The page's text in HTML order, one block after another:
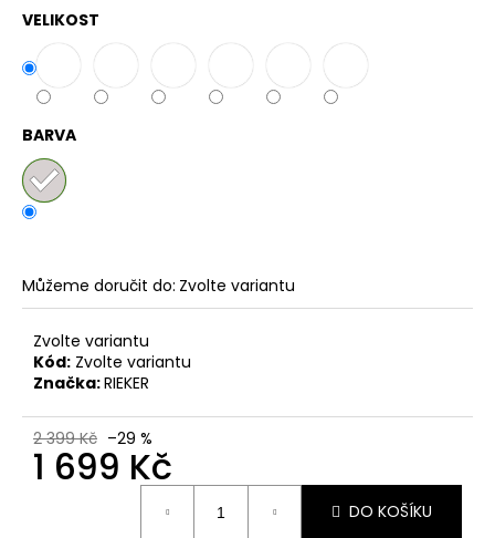
VELIKOST
BARVA
Můžeme doručit do: Zvolte variantu
Zvolte variantu
Kód: Zvolte variantu
Značka:RIEKER
2 399 Kč –29 %
1 699 Kč
DO KOŠÍKU
o
o
č
u
j
e
DÁMSKÉ
NAZOUVÁKY
ŽABKY
INBLU
BRONZOVÉ
499
Kč